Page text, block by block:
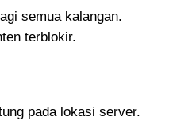
semua kalangan.
terblokir.
pada lokasi server.